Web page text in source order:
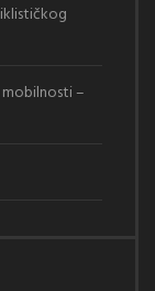
mobilnosti –